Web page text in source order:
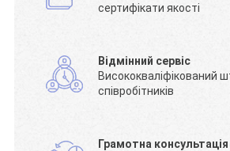
сертифікати якості
Відмінний сервіс
Висококваліфікований
співробітників
Грамотна консультація